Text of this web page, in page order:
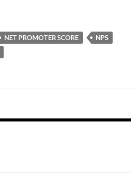
NET PROMOTER SCORE
NPS